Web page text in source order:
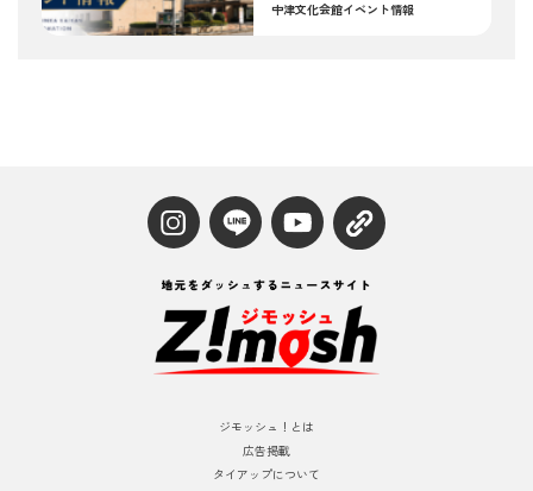
中津文化会館イベント情報
ジモッシュ！とは
広告掲載
タイアップについて